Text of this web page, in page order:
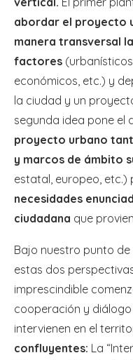
abordar el proyecto
manera transversal
factores
económicos, etc.) y
la ciudad y un
segunda idea pone el
proyecto urbano
y marcos de ámbito
estatal, europeo, etc.)
necesidades
ciudadana que
Bajo nuestro punto
estas dos
imprescindible
cooperación y
intervienen en el
confluyentes: La